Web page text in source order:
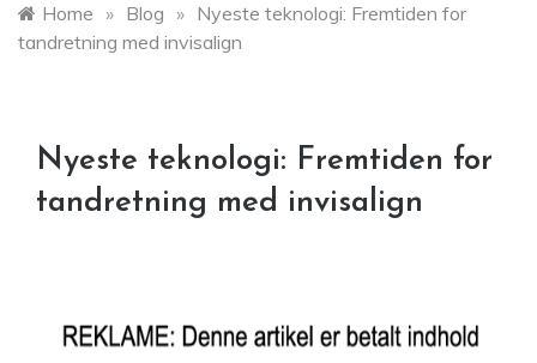
Home » Blog » Nyeste teknologi: Fremtiden for
tandretning med invisalign
Nyeste teknologi: Fremtiden for
tandretning med invisalign